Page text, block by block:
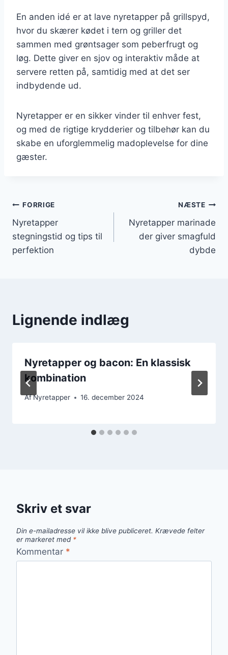
En anden idé er at lave nyretapper på grillspyd,
hvor du skærer kødet i tern og griller det
sammen med grøntsager som peberfrugt og
løg. Dette giver en sjov og interaktiv måde at
servere retten på, samtidig med at det ser
indbydende ud.
Nyretapper er en sikker vinder til enhver fest,
og med de rigtige krydderier og tilbehør kan du
skabe en uforglemmelig madoplevelse for dine
gæster.
Indlægsnavigation
FORRIGE
Nyretapper
stegningstid og tips til
perfektion
NÆSTE
Nyretapper marinade
der giver smagfuld
dybde
Lignende indlæg
Nyretapper og bacon: En klassisk
kombination
AfNyretapper 16. december 2024
Skriv et svar
Din e-mailadresse vil ikke blive publiceret. Krævede felter
er markeret med *
Kommentar *